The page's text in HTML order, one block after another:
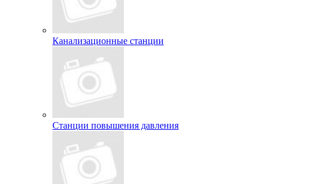
Канализационные станции
Станции повышения давления